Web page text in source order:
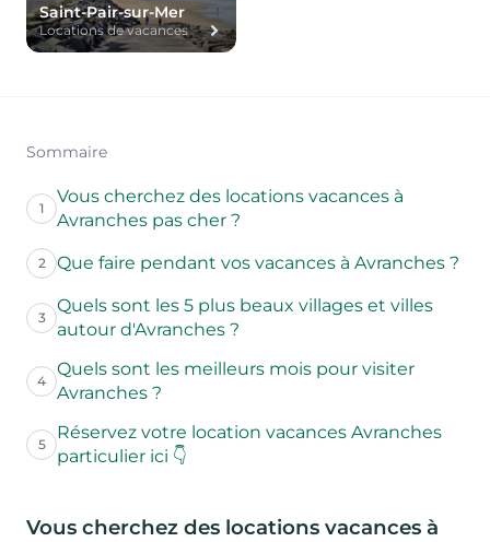
Saint-Pair-sur-Mer
Locations de vacances
Sommaire
1
Vous cherchez des locations vacances à
Avranches pas cher ?
2 Que faire pendant vos vacances à Avranches ?
3
Quels sont les 5 plus beaux villages et villes
autour d'Avranches ?
4
Quels sont les meilleurs mois pour visiter
Avranches ?
5
Réservez votre location vacances Avranches
particulier ici 👇
Vous cherchez des locations vacances à